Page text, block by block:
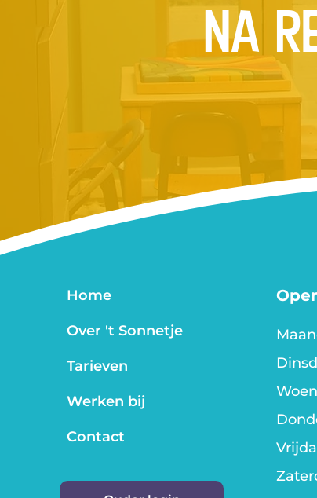
Na
Home
Over 't Sonnetje
Tarieven
Werken bij
Contact